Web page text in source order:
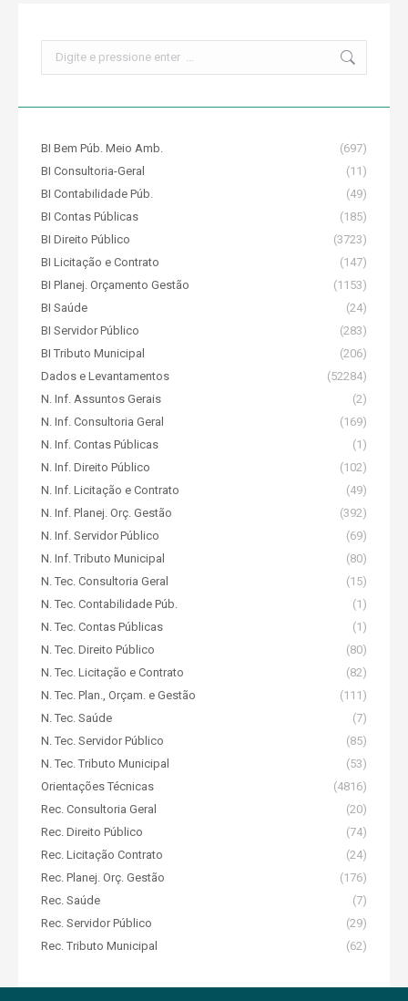
BI Bem Púb. Meio Amb.
(697)
BI Consultoria-Geral
(11)
BI Contabilidade Púb.
(49)
BI Contas Públicas
(185)
BI Direito Público
(3723)
BI Licitação e Contrato
(147)
BI Planej. Orçamento Gestão
(1153)
BI Saúde
(24)
BI Servidor Público
(283)
BI Tributo Municipal
(206)
Dados e Levantamentos
(52284)
N. Inf. Assuntos Gerais
(2)
N. Inf. Consultoria Geral
(169)
N. Inf. Contas Públicas
(1)
N. Inf. Direito Público
(102)
N. Inf. Licitação e Contrato
(49)
N. Inf. Planej. Orç. Gestão
(392)
N. Inf. Servidor Público
(69)
N. Inf. Tributo Municipal
(80)
N. Tec. Consultoria Geral
(15)
N. Tec. Contabilidade Púb.
(1)
N. Tec. Contas Públicas
(1)
N. Tec. Direito Público
(80)
N. Tec. Licitação e Contrato
(82)
N. Tec. Plan., Orçam. e Gestão
(111)
N. Tec. Saúde
(7)
N. Tec. Servidor Público
(85)
N. Tec. Tributo Municipal
(53)
Orientações Técnicas
(4816)
Rec. Consultoria Geral
(20)
Rec. Direito Público
(74)
Rec. Licitação Contrato
(24)
Rec. Planej. Orç. Gestão
(176)
Rec. Saúde
(7)
Rec. Servidor Público
(29)
Rec. Tributo Municipal
(62)